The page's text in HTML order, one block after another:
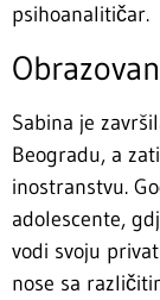
psihoanalitičar.
Sabina je
Beogradu, a
inostranstvu.
adolescente,
vodi svoju
nose sa